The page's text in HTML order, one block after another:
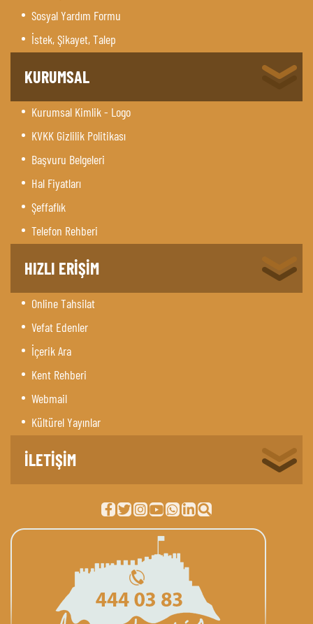
Sosyal Yardım Formu
İstek, Şikayet, Talep
KURUMSAL
Kurumsal Kimlik - Logo
KVKK Gizlilik Politikası
Başvuru Belgeleri
Hal Fiyatları
Şeffaflık
Telefon Rehberi
HIZLI ERİŞİM
Online Tahsilat
Vefat Edenler
İçerik Ara
Kent Rehberi
Webmail
Kültürel Yayınlar
İLETİŞİM